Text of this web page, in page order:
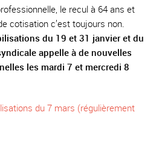
le recul à 64 ans et
cotisation c’est toujours non.
du 19 et 31 janvier et du
appelle à de nouvelles
les mardi 7 et mercredi 8
du 7 mars (régulièrement